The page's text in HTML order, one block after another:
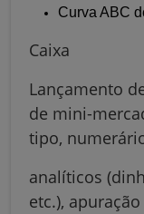
Curva ABC
Caixa
Lançamento
de mini-
tipo,
analíticos
etc.),